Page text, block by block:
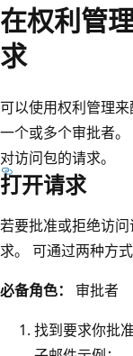
在权利管
求
可以使用权利管理
一个或多个审批者
对访问包的请求。
打开请求
若要批准或拒绝访
求。 可通过两种方
必备角色：
审批者
找到要求你批